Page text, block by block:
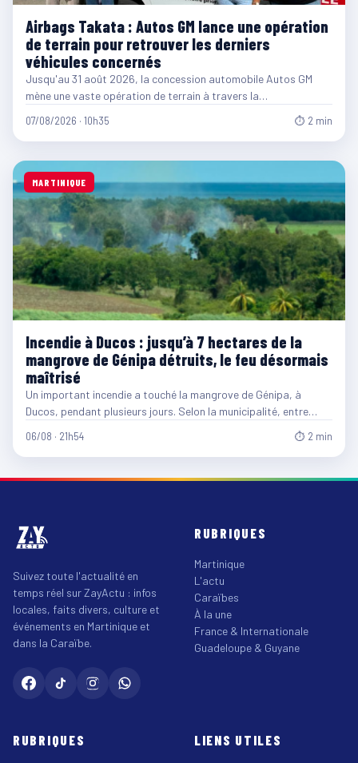
Airbags Takata : Autos GM lance une opération
de terrain pour retrouver les derniers
véhicules concernés
Jusqu'au 31 août 2026, la concession automobile Autos GM
mène une vaste opération de terrain à travers la…
07/08/2026 · 10h35 ⏱ 2 min
MARTINIQUE
Incendie à Ducos : jusqu’à 7 hectares de la
mangrove de Génipa détruits, le feu désormais
maîtrisé
Un important incendie a touché la mangrove de Génipa, à
Ducos, pendant plusieurs jours. Selon la municipalité, entre…
06/08 · 21h54 ⏱ 2 min
Suivez toute l'actualité en
temps réel sur ZayActu : infos
locales, faits divers, culture et
événements en Martinique et
dans la Caraïbe.
RUBRIQUES
Martinique
L'actu
Caraïbes
À la une
France & Internationale
Guadeloupe & Guyane
RUBRIQUES LIENS UTILES